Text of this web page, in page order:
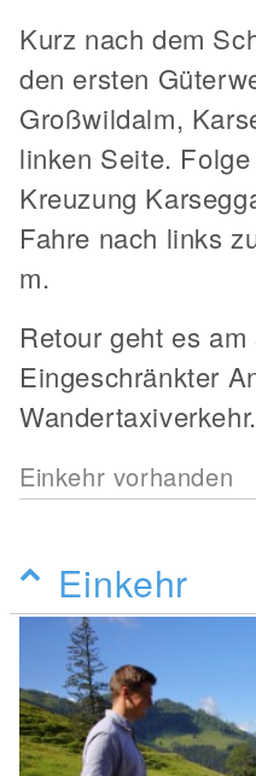
Kurz nach dem
den ersten
Großwildalm,
linken Seite.
Kreuzung
Fahre nach links
m.
Retour geht es
Eingeschränkter
Wandertaxiverkehr.
Einkehr vorhanden
Einkehr